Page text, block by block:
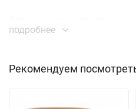
Ambient
Технология активного
подробнее
Рекомендуем